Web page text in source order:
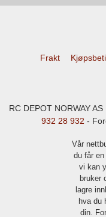
Frakt
RC DEPOT NORWAY
932 28 932 -
Vår
du får
vi kan
bruker
lagre
hva du
din.